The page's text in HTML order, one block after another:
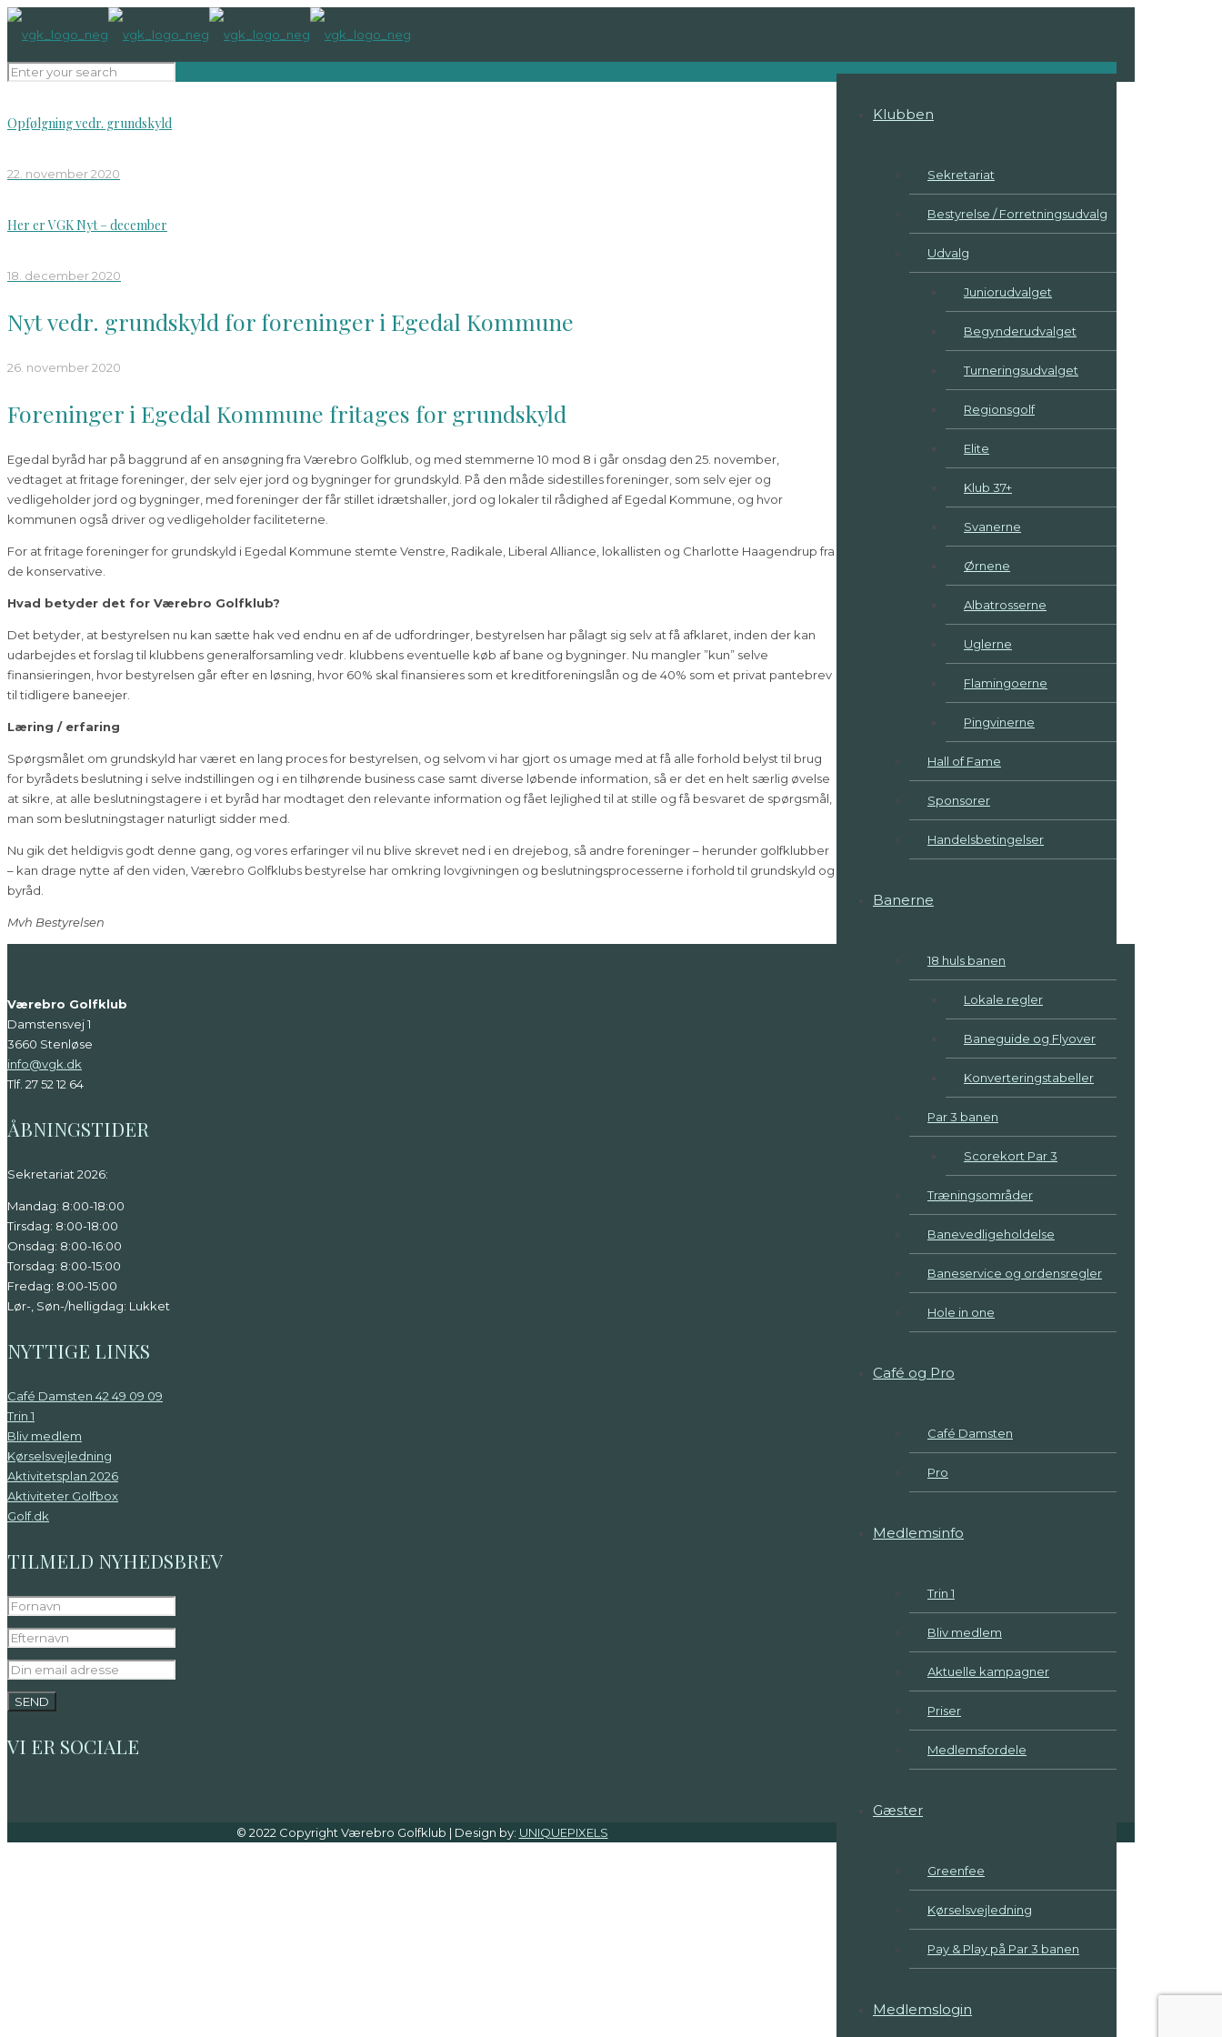
Klubben
Sekretariat
Bestyrelse / Forretningsudvalg
Udvalg
Juniorudvalget
Begynderudvalget
Turneringsudvalget
Regionsgolf
Elite
Klub 37+
Svanerne
Ørnene
Albatrosserne
Uglerne
Flamingoerne
Pingvinerne
Hall of Fame
Sponsorer
Handelsbetingelser
Banerne
18 huls banen
Lokale regler
Baneguide og Flyover
Konverteringstabeller
Par 3 banen
Scorekort Par 3
Træningsområder
Banevedligeholdelse
Baneservice og ordensregler
Hole in one
Café og Pro
Café Damsten
Pro
Medlemsinfo
Trin 1
Bliv medlem
Aktuelle kampagner
Priser
Medlemsfordele
Gæster
Greenfee
Kørselsvejledning
Pay & Play på Par 3 banen
Medlemslogin
Opfølgning vedr. grundskyld
22. november 2020
Her er VGK Nyt – december
18. december 2020
Nyt vedr. grundskyld for foreninger i Egedal Kommune
26. november 2020
Foreninger i Egedal Kommune fritages for grundskyld
Egedal byråd har på baggrund af en ansøgning fra Værebro Golfklub, og med stemmerne 10 mod 8 i går onsdag den 25. november,
vedtaget at fritage foreninger, der selv ejer jord og bygninger for grundskyld. På den måde sidestilles foreninger, som selv ejer og
vedligeholder jord og bygninger, med foreninger der får stillet idrætshaller, jord og lokaler til rådighed af Egedal Kommune, og hvor
kommunen også driver og vedligeholder faciliteterne.
For at fritage foreninger for grundskyld i Egedal Kommune stemte Venstre, Radikale, Liberal Alliance, lokallisten og Charlotte Haagendrup fra
de konservative.
Hvad betyder det for Værebro Golfklub?
Det betyder, at bestyrelsen nu kan sætte hak ved endnu en af de udfordringer, bestyrelsen har pålagt sig selv at få afklaret, inden der kan
udarbejdes et forslag til klubbens generalforsamling vedr. klubbens eventuelle køb af bane og bygninger. Nu mangler ”kun” selve
finansieringen, hvor bestyrelsen går efter en løsning, hvor 60% skal finansieres som et kreditforeningslån og de 40% som et privat pantebrev
til tidligere baneejer.
Læring / erfaring
Spørgsmålet om grundskyld har været en lang proces for bestyrelsen, og selvom vi har gjort os umage med at få alle forhold belyst til brug
for byrådets beslutning i selve indstillingen og i en tilhørende business case samt diverse løbende information, så er det en helt særlig øvelse
at sikre, at alle beslutningstagere i et byråd har modtaget den relevante information og fået lejlighed til at stille og få besvaret de spørgsmål,
man som beslutningstager naturligt sidder med.
Nu gik det heldigvis godt denne gang, og vores erfaringer vil nu blive skrevet ned i en drejebog, så andre foreninger – herunder golfklubber
– kan drage nytte af den viden, Værebro Golfklubs bestyrelse har omkring lovgivningen og beslutningsprocesserne i forhold til grundskyld og
byråd.
Mvh Bestyrelsen
Værebro Golfklub
Damstensvej 1
3660 Stenløse
info@vgk.dk
Tlf. 27 52 12 64
ÅBNINGSTIDER
Sekretariat 2026:
Mandag: 8:00-18:00
Tirsdag: 8:00-18:00
Onsdag: 8:00-16:00
Torsdag: 8:00-15:00
Fredag: 8:00-15:00
Lør-, Søn-/helligdag: Lukket
NYTTIGE LINKS
Café Damsten 42 49 09 09
Trin 1
Bliv medlem
Kørselsvejledning
Aktivitetsplan 2026
Aktiviteter Golfbox
Golf.dk
TILMELD NYHEDSBREV
VI ER SOCIALE
© 2022 Copyright Værebro Golfklub | Design by: UNIQUEPIXELS